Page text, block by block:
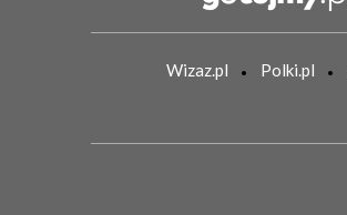
Wizaz.pl Polki.pl